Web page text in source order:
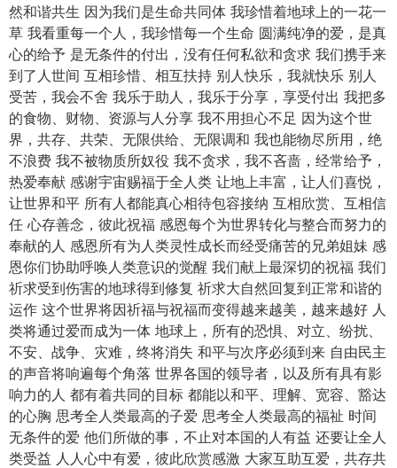
然和谐共生 因为我们是生命共同体 我珍惜着地球上的一花一
草 我看重每一个人，我珍惜每一个生命 圆满纯净的爱，是真
心的给予 是无条件的付出，没有任何私欲和贪求 我们携手来
到了人世间 互相珍惜、相互扶持 别人快乐，我就快乐 别人
受苦，我会不舍 我乐于助人，我乐于分享，享受付出 我把多
的食物、财物、资源与人分享 我不用担心不足 因为这个世
界，共存、共荣、无限供给、无限调和 我也能物尽所用，绝
不浪费 我不被物质所奴役 我不贪求，我不吝啬，经常给予，
热爱奉献 感谢宇宙赐福于全人类 让地上丰富，让人们喜悦，
让世界和平 所有人都能真心相待包容接纳 互相欣赏、互相信
任 心存善念，彼此祝福 感恩每个为世界转化与整合而努力的
奉献的人 感恩所有为人类灵性成长而经受痛苦的兄弟姐妹 感
恩你们协助呼唤人类意识的觉醒 我们献上最深切的祝福 我们
祈求受到伤害的地球得到修复 祈求大自然回复到正常和谐的
运作 这个世界将因祈福与祝福而变得越来越美，越来越好 人
类将通过爱而成为一体 地球上，所有的恐惧、对立、纷扰、
不安、战争、灾难，终将消失 和平与次序必须到来 自由民主
的声音将响遍每个角落 世界各国的领导者，以及所有具有影
响力的人 都有着共同的目标 都能以和平、理解、宽容、豁达
的心胸 思考全人类最高的子爱 思考全人类最高的福祉 时间
无条件的爱 他们所做的事，不止对本国的人有益 还要让全人
类受益 人人心中有爱，彼此欣赏感激 大家互助互爱，共存共